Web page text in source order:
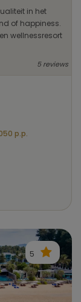
in het
of happiness.
wellnessresort
5 reviews
p.p.
5